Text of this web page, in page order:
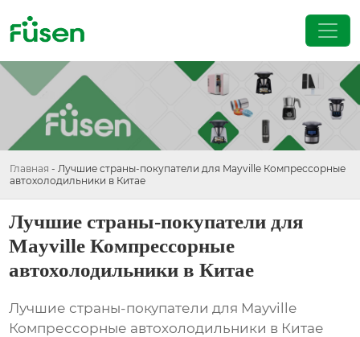
Главная - Лучшие страны-покупатели для Mayville Компрессорные
автохолодильники в Китае
Лучшие страны-покупатели для
Mayville Компрессорные
автохолодильники в Китае
Лучшие страны-покупатели для Mayville
Компрессорные автохолодильники в Китае